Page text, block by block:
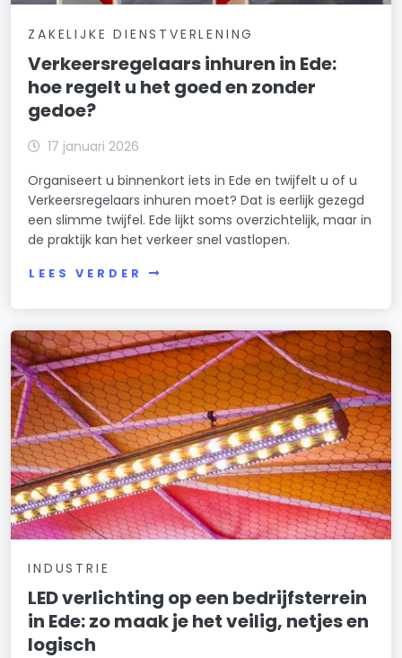
ZAKELIJKE DIENSTVERLENING
Verkeersregelaars inhuren in Ede:
hoe regelt u het goed en zonder
gedoe?
17 januari 2026
Organiseert u binnenkort iets in Ede en twijfelt u of u
Verkeersregelaars inhuren moet? Dat is eerlijk gezegd
een slimme twijfel. Ede lijkt soms overzichtelijk, maar in
de praktijk kan het verkeer snel vastlopen.
LEES VERDER
INDUSTRIE
LED verlichting op een bedrijfsterrein
in Ede: zo maak je het veilig, netjes en
logisch